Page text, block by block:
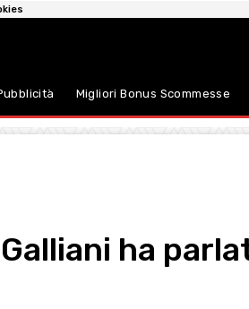
Migliori Bonus Scommesse
ha